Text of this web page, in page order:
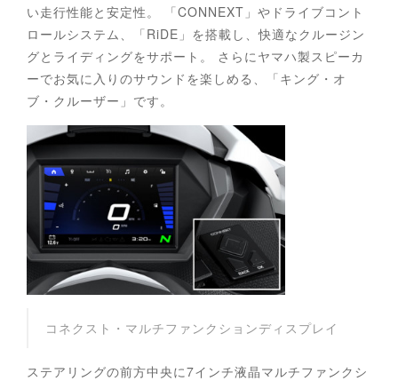
い走行性能と安定性。 「CONNEXT」やドライブコント
ロールシステム、「RiDE」を搭載し、快適なクルージン
グとライディングをサポート。 さらにヤマハ製スピーカ
ーでお気に入りのサウンドを楽しめる、「キング・オ
ブ・クルーザー」です。
コネクスト・マルチファンクションディスプレイ
ステアリングの前方中央に7インチ液晶マルチファンクシ